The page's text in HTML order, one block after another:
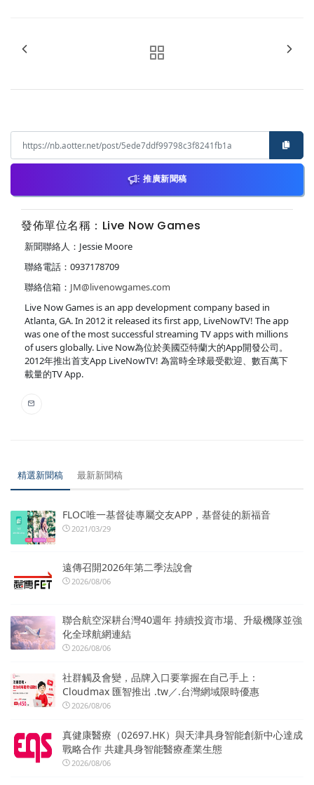
推廣新聞稿
發佈單位名稱：Live Now Games
新聞聯絡人：Jessie Moore
聯絡電話：0937178709
聯絡信箱： JM@livenowgames.com
Live Now Games is an app development company based in
Atlanta, GA. In 2012 it released its first app, LiveNowTV! The app
was one of the most successful streaming TV apps with millions
of users globally. Live Now為位於美國亞特蘭大的App開發公司。
2012年推出首支App LiveNowTV! 為當時全球最受歡迎、數百萬下
載量的TV App.
精選新聞稿 最新新聞稿
FLOC唯一基督徒專屬交友APP，基督徒的新福音
2021/03/29
遠傳召開2026年第二季法說會
2026/08/06
聯合航空深耕台灣40週年 持續投資市場、升級機隊並強
化全球航網連結
2026/08/06
社群觸及會變，品牌入口要掌握在自己手上：
Cloudmax 匯智推出 .tw／.台灣網域限時優惠
2026/08/06
真健康醫療（02697.HK）與天津具身智能創新中心達成
戰略合作 共建具身智能醫療產業生態
2026/08/06